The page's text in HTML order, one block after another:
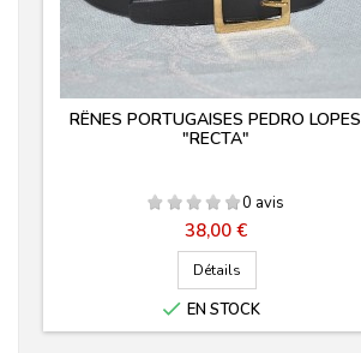
RÊNES PORTUGAISES PEDRO LOPES
"RECTA"
0 avis
Prix
38,00 €
Détails
 EN STOCK